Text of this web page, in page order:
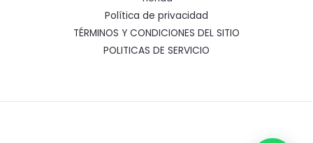
Política de privacidad
TÉRMINOS Y CONDICIONES DEL SITIO
POLITICAS DE SERVICIO